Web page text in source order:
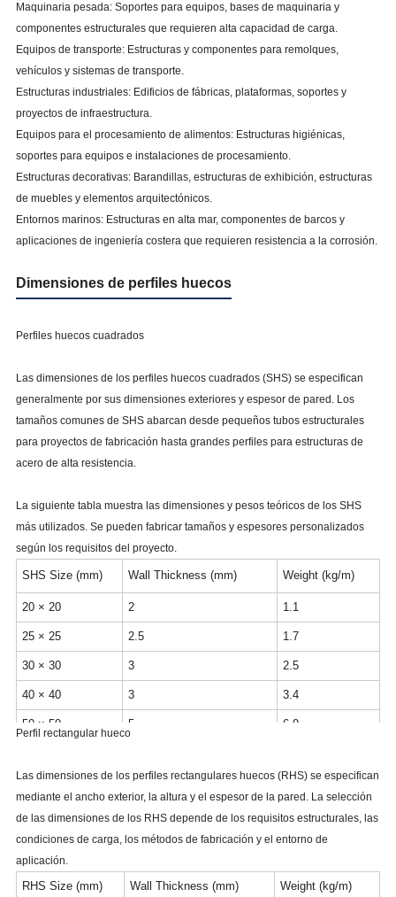
Maquinaria pesada: Soportes para equipos, bases de maquinaria y
componentes estructurales que requieren alta capacidad de carga.
Equipos de transporte: Estructuras y componentes para remolques,
vehículos y sistemas de transporte.
Estructuras industriales: Edificios de fábricas, plataformas, soportes y
proyectos de infraestructura.
Equipos para el procesamiento de alimentos: Estructuras higiénicas,
soportes para equipos e instalaciones de procesamiento.
Estructuras decorativas: Barandillas, estructuras de exhibición, estructuras
de muebles y elementos arquitectónicos.
Entornos marinos: Estructuras en alta mar, componentes de barcos y
aplicaciones de ingeniería costera que requieren resistencia a la corrosión.
Dimensiones de perfiles huecos
Perfiles huecos cuadrados
Las dimensiones de los perfiles huecos cuadrados (SHS) se especifican
generalmente por sus dimensiones exteriores y espesor de pared. Los
tamaños comunes de SHS abarcan desde pequeños tubos estructurales
para proyectos de fabricación hasta grandes perfiles para estructuras de
acero de alta resistencia.
La siguiente tabla muestra las dimensiones y pesos teóricos de los SHS
más utilizados. Se pueden fabricar tamaños y espesores personalizados
según los requisitos del proyecto.
SHS Size (mm) Wall Thickness (mm) Weight (kg/m)
20 × 20 2 1.1
25 × 25 2.5 1.7
30 × 30 3 2.5
40 × 40 3 3.4
50 × 50 5 6.9
70 × 70 3.6 7.4
80 × 80 6
100 × 100 6 17.8
150 × 150 8 35
Perfil rectangular hueco
Las dimensiones de los perfiles rectangulares huecos (RHS) se especifican
mediante el ancho exterior, la altura y el espesor de la pared. La selección
de las dimensiones de los RHS depende de los requisitos estructurales, las
condiciones de carga, los métodos de fabricación y el entorno de
aplicación.
RHS Size (mm) Wall Thickness (mm) Weight (kg/m)